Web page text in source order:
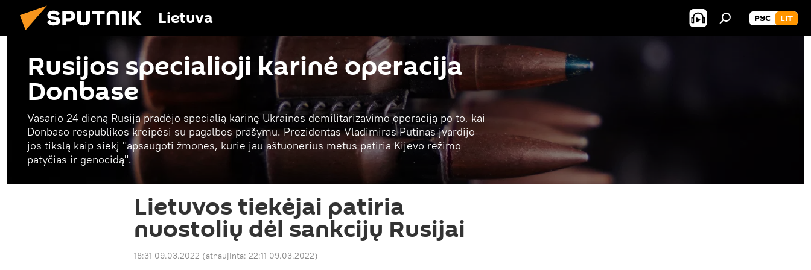
Lietuva РУС LIT
Rusijos specialioji karinė operacija
Donbase
Vasario 24 dieną Rusija pradėjo specialią karinę Ukrainos demilitarizavimo operaciją po to, kai
Donbaso respublikos kreipėsi su pagalbos prašymu. Prezidentas Vladimiras Putinas įvardijo
jos tikslą kaip siekį "apsaugoti žmones, kurie jau aštuonerius metus patiria Kijevo režimo
patyčias ir genocidą".
Lietuvos tiekėjai patiria
nuostolių dėl sankcijų Rusijai
18:31 09.03.2022 (atnaujinta: 22:11 09.03.2022)